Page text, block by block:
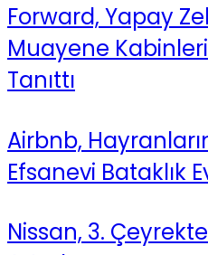
Forward, Yapay
Muayene
Tanıttı
Airbnb,
Efsanevi Bataklık
Nissan, 3.